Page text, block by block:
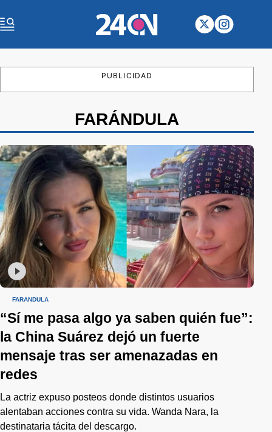
PUBLICIDAD
FARÁNDULA
FARÁNDULA
“Sí me pasa algo ya saben quién fue”:
la China Suárez dejó un fuerte
mensaje tras ser amenazadas en
redes
La actriz expuso posteos donde distintos usuarios
alentaban acciones contra su vida. Wanda Nara, la
destinataria tácita del descargo.